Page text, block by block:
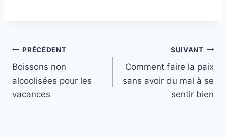
Navigation
de
l’article
PRÉCÉDENT
Boissons non
alcoolisées pour les
vacances
SUIVANT
Comment faire la paix
sans avoir du mal à se
sentir bien